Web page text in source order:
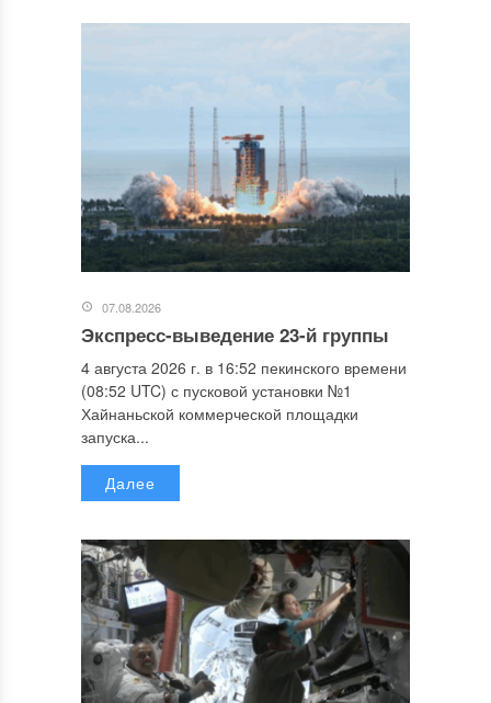
07.08.2026
Экспресс-выведение 23-й группы
4 августа 2026 г. в 16:52 пекинского времени
(08:52 UTC) с пусковой установки №1
Хайнаньской коммерческой площадки
запуска...
Далее